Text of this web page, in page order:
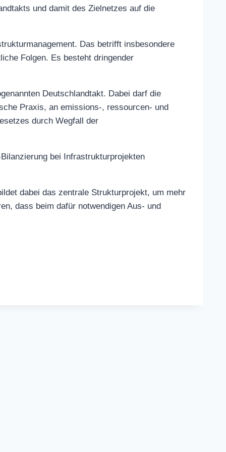
und damit des Zielnetzes auf die
Das betrifft insbesondere
Folgen. Es besteht dringender
Deutschlandtakt. Dabei darf die
Praxis, an emissions-, ressourcen- und
durch Wegfall der
bei Infrastrukturprojekten
dabei das zentrale Strukturprojekt, um mehr
dass beim dafür notwendigen Aus- und